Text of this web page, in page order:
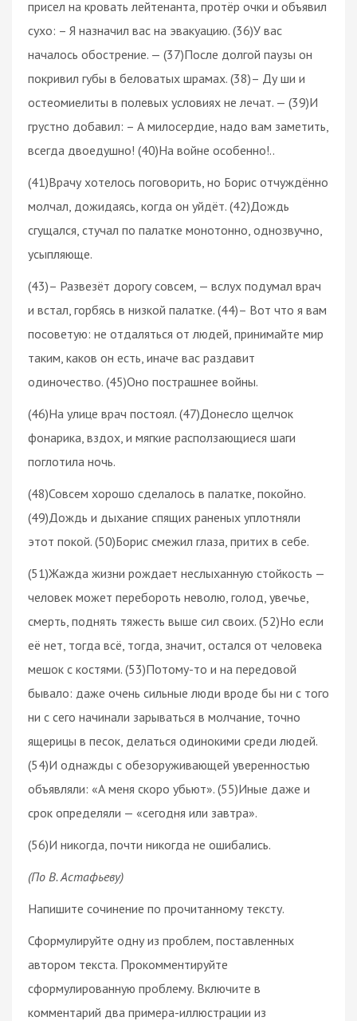
присел на кровать лейтенанта, протёр очки и объявил
сухо: – Я назначил вас на эвакуацию. (36)У вас
началось обострение. — (37)После долгой паузы он
покривил губы в беловатых шрамах. (38)– Ду ши и
остеомиелиты в полевых условиях не лечат. — (39)И
грустно добавил: – А милосердие, надо вам заметить,
всегда двоедушно! (40)На войне особенно!..
(41)Врачу хотелось поговорить, но Борис отчуждённо
молчал, дожидаясь, когда он уйдёт. (42)Дождь
сгущался, стучал по палатке монотонно, однозвучно,
усыпляюще.
(43)– Развезёт дорогу совсем, — вслух подумал врач
и встал, горбясь в низкой палатке. (44)– Вот что я вам
посоветую: не отдаляться от людей, принимайте мир
таким, каков он есть, иначе вас раздавит
одиночество. (45)Оно пострашнее войны.
(46)На улице врач постоял. (47)Донесло щелчок
фонарика, вздох, и мягкие расползающиеся шаги
поглотила ночь.
(48)Совсем хорошо сделалось в палатке, покойно.
(49)Дождь и дыхание спящих раненых уплотняли
этот покой. (50)Борис смежил глаза, притих в себе.
(51)Жажда жизни рождает неслыханную стойкость —
человек может перебороть неволю, голод, увечье,
смерть, поднять тяжесть выше сил своих. (52)Но если
её нет, тогда всё, тогда, значит, остался от человека
мешок с костями. (53)Потому-то и на передовой
бывало: даже очень сильные люди вроде бы ни с того
ни с сего начинали зарываться в молчание, точно
ящерицы в песок, делаться одинокими среди людей.
(54)И однажды с обезоруживающей уверенностью
объявляли: «А меня скоро убьют». (55)Иные даже и
срок определяли — «сегодня или завтра».
(56)И никогда, почти никогда не ошибались.
(По В. Астафьеву)
Напишите сочинение по прочитанному тексту.
Сформулируйте одну из проблем, поставленных
автором текста. Прокомментируйте
сформулированную проблему. Включите в
комментарий два примера-иллюстрации из